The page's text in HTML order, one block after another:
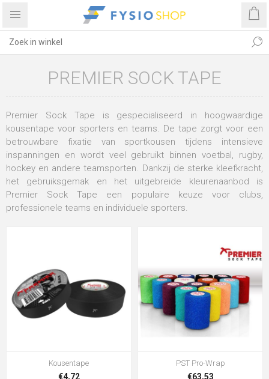
PREMIER SOCK TAPE
Premier Sock Tape is gespecialiseerd in hoogwaardige
kousentape voor sporters en teams. De tape zorgt voor een
betrouwbare fixatie van sportkousen tijdens intensieve
inspanningen en wordt veel gebruikt binnen voetbal, rugby,
hockey en andere teamsporten. Dankzij de sterke kleefkracht,
het gebruiksgemak en het uitgebreide kleurenaanbod is
Premier Sock Tape een populaire keuze voor clubs,
professionele teams en individuele sporters.
Kousentape
€4,72
PST Pro-Wrap
€63,53